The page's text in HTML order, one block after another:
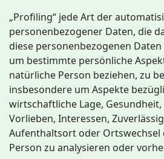
„Profiling“ jede Art der
personenbezogener Daten, die
diese personenbezogenen
um bestimmte persönliche
natürliche Person beziehen, zu
insbesondere um Aspekte
wirtschaftliche Lage,
Vorlieben, Interessen,
Aufenthaltsort oder Ortswechsel
Person zu analysieren oder